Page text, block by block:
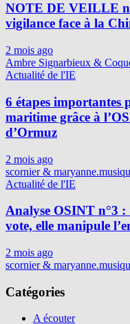
NOTE DE VEILLE
vigilance face à la
2 mois ago
Ambre Signarbieux &
Actualité de l'IE
6 étapes importantes
maritime grâce à
d’Ormuz
2 mois ago
scornier &
Actualité de l'IE
Analyse OSINT n°3 :
vote, elle manipule
2 mois ago
scornier &
Catégories
A écouter